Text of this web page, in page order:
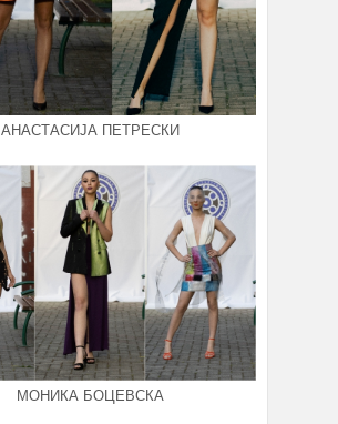
АНАСТАСИЈА ПЕТРЕСКИ
МОНИКА БОЦЕВСКА